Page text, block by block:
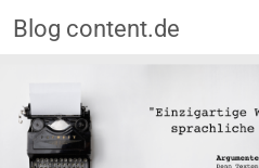
Blog content.de